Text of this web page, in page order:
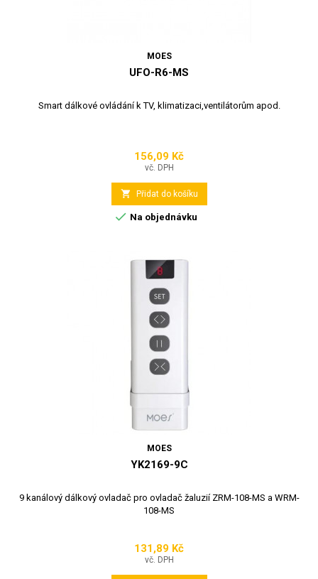
MOES
UFO-R6-MS
Smart dálkové ovládání k TV, klimatizaci,ventilátorům apod.
Cena
156,09 Kč
vč. DPH
 Přidat do košíku
 Na objednávku
MOES
YK2169-9C
9 kanálový dálkový ovladač pro ovladač žaluzií ZRM-108-MS a WRM-
108-MS
Cena
131,89 Kč
vč. DPH